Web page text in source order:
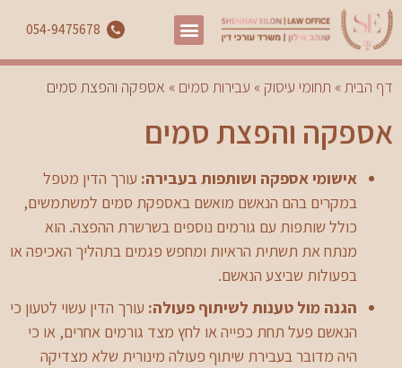
054-9475678
דף הבית» תחומי עיסוק » עבירות סמים » אספקה והפצת סמים
אספקה והפצת סמים
אישומי אספקה ושותפות בעבירה: עורך הדין מטפל
במקרים בהם הנאשם מואשם באספקת סמים למשתמשים,
כולל שותפות עם גורמים נוספים בשרשרת ההפצה. הוא
מנתח את תשתית הראיות ומחפש פגמים בתהליך האכיפה או
בפעולות שביצע הנאשם.
הגנה מול טענות לשיתוף פעולה: עורך הדין עשוי לטעון כי
הנאשם פעל תחת כפייה או לחץ מצד גורמים אחרים, או כי
היה מדובר בעבירת שיתוף פעולה מינורית שלא מצדיקה